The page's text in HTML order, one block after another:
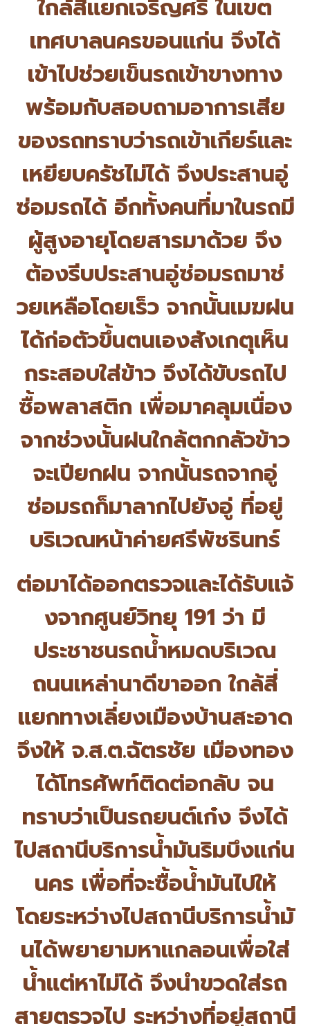
ใกล้สี่แยกเจริญศรี ในเขต
เทศบาลนครขอนแก่น จึงได้
เข้าไปช่วยเข็นรถเข้าขางทาง
พร้อมกับสอบถามอาการเสีย
ของรถทราบว่ารถเข้าเกียร์และ
เหยียบครัชไม่ได้ จึงประสานอู่
ซ่อมรถได้ อีกทั้งคนที่มาในรถมี
ผู้สูงอายุโดยสารมาด้วย จึง
ต้องรีบประสานอู่ซ่อมรถมาช่
วยเหลือโดยเร็ว จากนั้นเมฆฝน
ได้ก่อตัวขึ้นตนเองสังเกตุเห็น
กระสอบใส่ข้าว จึงได้ขับรถไป
ซื้อพลาสติก เพื่อมาคลุมเนื่อง
จากช่วงนั้นฝนใกล้ตกกลัวข้าว
จะเปียกฝน จากนั้นรถจากอู่
ซ่อมรถก็มาลากไปยังอู่ ที่อยู่
บริเวณหน้าค่ายศรีพัชรินทร์
ต่อมาได้ออกตรวจและได้รับแจ้
งจากศูนย์วิทยุ 191 ว่า มี
ประชาชนรถน้ำหมดบริเวณ
ถนนเหล่านาดีขาออก ใกล้สี่
แยกทางเลี่ยงเมืองบ้านสะอาด
จึงให้ จ.ส.ต.ฉัตรชัย เมืองทอง
ได้โทรศัพท์ติดต่อกลับ จน
ทราบว่าเป็นรถยนต์เก๋ง จึงได้
ไปสถานีบริการน้ำมันริมบึงแก่น
นคร เพื่อที่จะซื้อน้ำมันไปให้
โดยระหว่างไปสถานีบริการน้ำมั
นได้พยายามหาแกลอนเพื่อใส่
น้ำแต่หาไม่ได้ จึงนำขวดใส่รถ
สายตรวจไป ระหว่างที่อยู่สถานี